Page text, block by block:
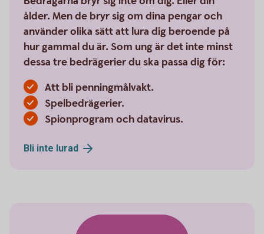
ålder. Men de bryr sig om dina pengar och
använder olika sätt att lura dig beroende på
hur gammal du är. Som ung är det inte minst
dessa tre bedrägerier du ska passa dig för:
Att bli penningmålvakt.
Spelbedrägerier.
Spionprogram och datavirus.
Bli inte lurad